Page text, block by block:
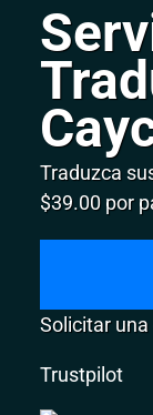
Traduzca
$39.00 por
Solicitar
Trustpilot